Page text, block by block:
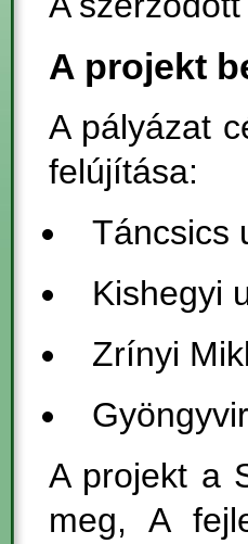
A projekt
A pályázat
felújítása:
Táncsics
Kishegyi
Zrínyi
A projekt a
meg, A